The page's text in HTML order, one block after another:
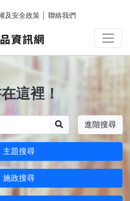
及安全政策 聯絡我們
這裡！
進階搜尋
主題搜尋
施政搜尋